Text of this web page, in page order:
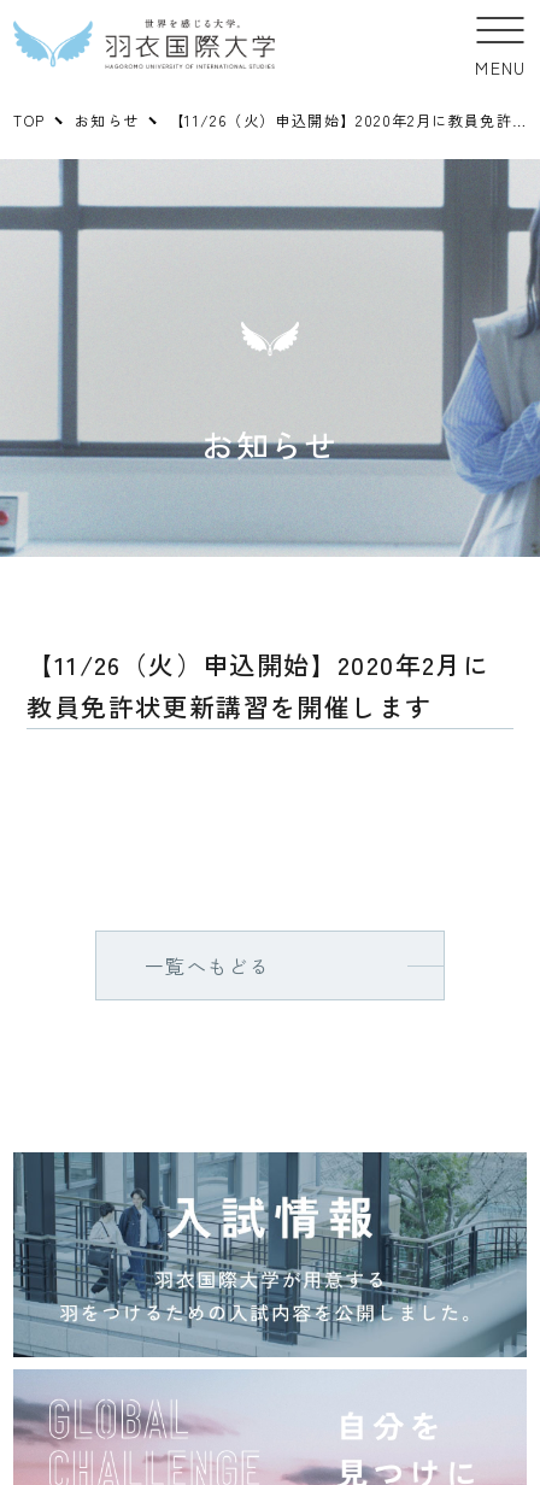
MENU
TOP お知らせ 【11/26（火）申込開始】2020年2月に教員免許状更新講習を開催します
お知らせ
【11/26（火）申込開始】2020年2月に
教員免許状更新講習を開催します
一覧へもどる